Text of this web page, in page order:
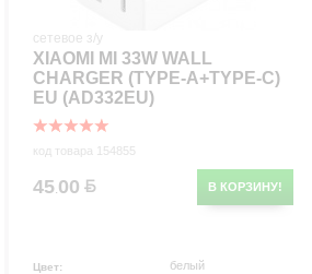
сетевое з/у
XIAOMI MI 33W WALL
CHARGER (TYPE-A+TYPE-C)
EU (AD332EU)
код товара 154855
В КОРЗИНУ!
45.00
Цвет: белый